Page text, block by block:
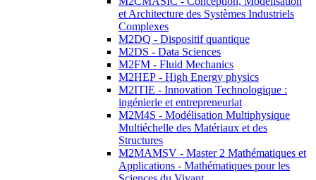
et Architecture des Systèmes Industriels
Complexes
M2DQ - Dispositif quantique
M2DS - Data Sciences
M2FM - Fluid Mechanics
M2HEP - High Energy physics
M2ITIE - Innovation Technologique :
ingénierie et entrepreneuriat
M2M4S - Modélisation Multiphysique
Multiéchelle des Matériaux et des
Structures
M2MAMSV - Master 2 Mathématiques et
Applications - Mathématiques pour les